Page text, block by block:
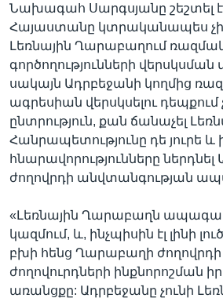
Նախագահ Սարգսյանը շեշտել
Հայաստանը կտրականապես չի
Լեռնային Ղարաբաղում
գործողությունների
սակայն Ադրբեջանի կողմից
ագրեսիան վերսկսելու դեպքում
ընտրություն, քան ճանաչել
Հանրապետությունը դե յուրե և
հնարավորությունները
ժողովրդի անվտանգության
«Լեռնային Ղարաբաղն ապագա
կազմում, և, ինչպիսին էլ լինի
բխի հենց Ղարաբաղի
ժողովուրդների ինքնորոշման
առանցքը: Ադրբեջանը չունի